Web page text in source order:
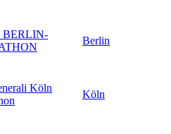
BERLIN-
Berlin
Köln
Köln